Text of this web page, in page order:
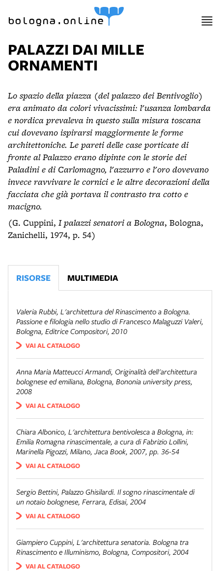
bologna.online
PALAZZI DAI MILLE
ORNAMENTI
Lo spazio della piazza (del palazzo dei Bentivoglio)
era animato da colori vivacissimi: l'usanza lombarda
e nordica prevaleva in questo sulla misura toscana
cui dovevano ispirarsi maggiormente le forme
architettoniche. Le pareti delle case porticate di
fronte al Palazzo erano dipinte con le storie dei
Paladini e di Carlomagno, l'azzurro e l'oro dovevano
invece ravvivare le cornici e le altre decorazioni della
facciata che già portava il contrasto tra cotto e
macigno.
(G. Cuppini, I palazzi senatori a Bologna, Bologna,
Zanichelli, 1974, p. 54)
RISORSE MULTIMEDIA
Valeria Rubbi, L'architettura del Rinascimento a Bologna.
Passione e filologia nello studio di Francesco Malaguzzi Valeri,
Bologna, Editrice Compositori, 2010
VAI AL CATALOGO
Anna Maria Matteucci Armandi, Originalità dell'architettura
bolognese ed emiliana, Bologna, Bononia university press,
2008
VAI AL CATALOGO
Chiara Albonico, L'architettura bentivolesca a Bologna, in:
Emilia Romagna rinascimentale, a cura di Fabrizio Lollini,
Marinella Pigozzi, Milano, Jaca Book, 2007, pp. 36-54
VAI AL CATALOGO
Sergio Bettini, Palazzo Ghisilardi. Il sogno rinascimentale di
un notaio bolognese, Ferrara, Edisai, 2004
VAI AL CATALOGO
Giampiero Cuppini, L'architettura senatoria. Bologna tra
Rinascimento e Illuminismo, Bologna, Compositori, 2004
VAI AL CATALOGO